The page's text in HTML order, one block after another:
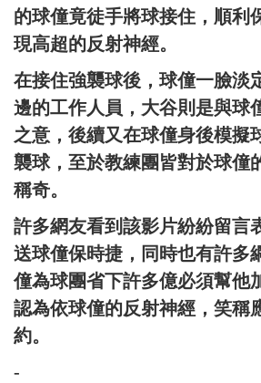
的球僮竟徒手將球接住，順利
現高超的反射神經。
在接住強襲球後，球僮一臉淡
邊的工作人員，大谷則是與球
之意，後續又在球僮身後模擬
襲球，至於教練團皆對於球僮
稱奇。
許多網友看到該影片紛紛留言
送球僮保時捷，同時也有許多
僮為球團省下許多億必須幫他
認為依球僮的反射神經，笑稱
約。
-